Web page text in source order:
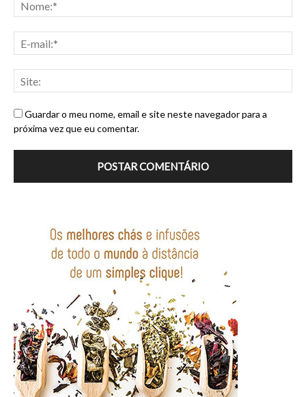
Guardar o meu nome, email e site neste navegador para a
próxima vez que eu comentar.